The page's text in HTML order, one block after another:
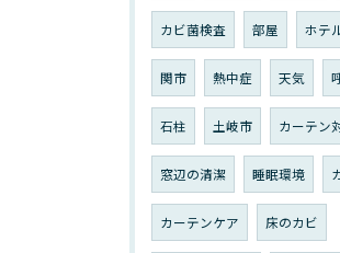
カビ菌検査 部屋 ホテ
関市 熱中症 天気
石柱 土岐市 カーテン
窓辺の清潔 睡眠環境
カーテンケア 床のカビ